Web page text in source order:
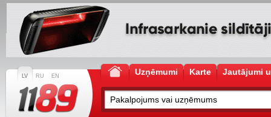
LV RU EN Uzņēmumi Karte Jautājumi